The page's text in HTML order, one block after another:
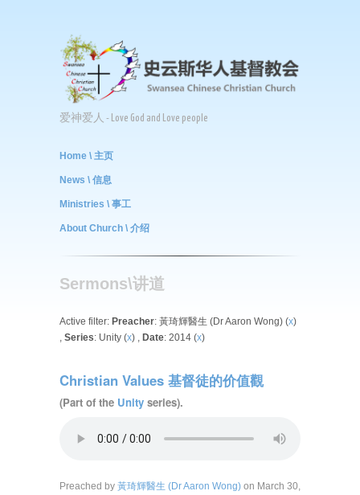
爱神爱人 - Love God and Love people
Home \ 主页
News \ 信息
Ministries \ 事工
About Church \ 介绍
Sermons\讲道
Active filter: Preacher: 黃琦輝醫生 (Dr Aaron Wong) (x)
, Series: Unity (x) , Date: 2014 (x)
Christian Values 基督徒的价值觀
(Part of the Unity series).
Preached by 黃琦輝醫生 (Dr Aaron Wong) on March 30,